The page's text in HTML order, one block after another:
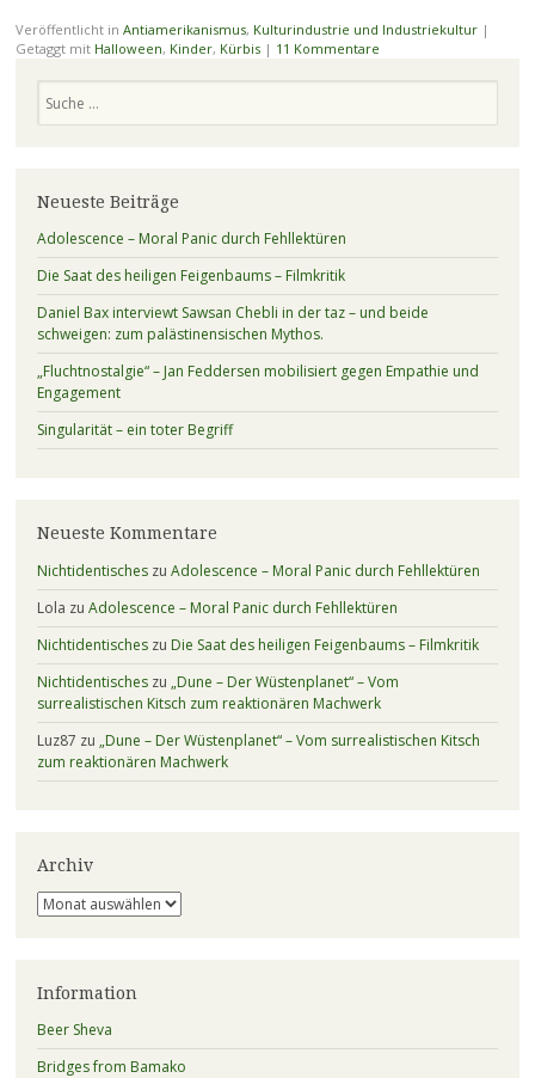
Veröffentlicht in Antiamerikanismus, Kulturindustrie und Industriekultur |
Getaggt mit Halloween, Kinder, Kürbis | 11 Kommentare
Neueste Beiträge
Adolescence – Moral Panic durch Fehllektüren
Die Saat des heiligen Feigenbaums – Filmkritik
Daniel Bax interviewt Sawsan Chebli in der taz – und beide
schweigen: zum palästinensischen Mythos.
„Fluchtnostalgie“ – Jan Feddersen mobilisiert gegen Empathie und
Engagement
Singularität – ein toter Begriff
Neueste Kommentare
Nichtidentischeszu Adolescence – Moral Panic durch Fehllektüren
Lola zu Adolescence – Moral Panic durch Fehllektüren
Nichtidentischeszu Die Saat des heiligen Feigenbaums – Filmkritik
Nichtidentischeszu „Dune – Der Wüstenplanet“ – Vom
surrealistischen Kitsch zum reaktionären Machwerk
Luz87 zu „Dune – Der Wüstenplanet“ – Vom surrealistischen Kitsch
zum reaktionären Machwerk
Archiv
Archiv
Information
Beer Sheva
Bridges from Bamako